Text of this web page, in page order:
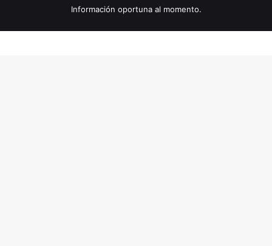
Información oportuna al momento.